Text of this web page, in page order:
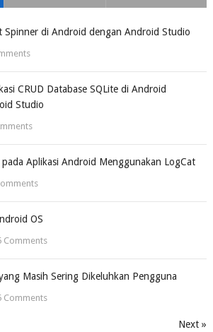
Spinner di Android dengan Android Studio
CRUD Database SQLite di Android
Studio
pada Aplikasi Android Menggunakan LogCat
OS
Comments
Masih Sering Dikeluhkan Pengguna
Comments
Next »